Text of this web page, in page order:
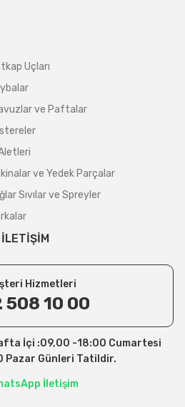
Uçları
ve Paftalar
ve Yedek Parçalar
Sıvılar ve Spreyler
İLETİŞİM
Hizmetleri
508 10 00
İçi :09,00 -18:00 Cumartesi
Pazar Günleri Tatildir.
İletişim